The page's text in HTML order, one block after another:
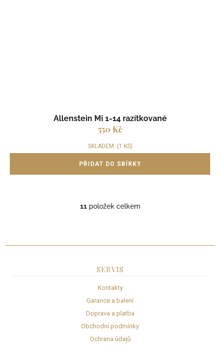
Allenstein Mi 1-14 razítkované
550 Kč
SKLADEM (1 KS)
O
d
c
í
p
v
k
y
v
ý
11položek celkem
SERVIS
Kontakty
Garance a balení
Doprava a platba
Obchodní podmínky
Ochrana údajů